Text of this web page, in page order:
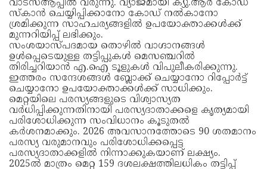
വാട്‌സ്ആപ്പിൽ വരുന്നു. വ്യാജമായി ക്യു.ആർ കോഡ്
സ്കാൻ ചെയ്യിപ്പിക്കാനോ കോഡ് നൽകാനോ
ശ്രമിക്കുന്ന സാഹചര്യങ്ങളിൽ ഉപയോക്താക്കൾക്ക്
മുന്നറിയിപ്പ് ലഭിക്കും.
സംശയാസ്പദമായ തൊഴിൽ വാഗ്ദാനങ്ങൾ
ഉൾപ്പെടെയുള്ള തട്ടിപ്പുകൾ മെസഞ്ചറിൽ
തിരിച്ചറിയാൻ എ.ഐ ടൂളുകൾ വിപുലീകരിക്കുന്നു.
ഇത്തരം സന്ദേശങ്ങൾ ബ്ലോക്ക് ചെയ്യാനോ റിപ്പോർട്ട്
ചെയ്യാനോ ഉപയോക്താക്കൾക്ക് സാധിക്കും.
മെറ്റയിലെ പരസ്യങ്ങളുടെ വിശ്വാസ്യത
വർധിപ്പിക്കുന്നതിനായി പരസ്യദാതാക്കളെ കൃത്യമായി
പരിശോധിക്കുന്ന സംവിധാനം കൂടുതൽ
കർശനമാക്കും. 2026 അവസാനത്തോടെ 90 ശതമാനം
പരസ്യ വരുമാനവും പരിശോധിക്കപ്പെട്ട
പരസ്യദാതാക്കളിൽ നിന്നാക്കുകയാണ് ലക്ഷ്യം.
2025ൽ മാത്രം മെറ്റ 159 ദശലക്ഷത്തിലധികം തട്ടിപ്പ്